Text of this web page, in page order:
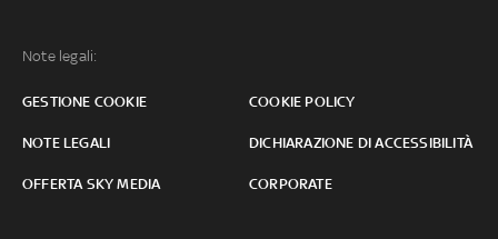
Note legali:
GESTIONE COOKIE COOKIE POLICY
NOTE LEGALI DICHIARAZIONE DI ACCESSIBILITÀ
OFFERTA SKY MEDIA CORPORATE